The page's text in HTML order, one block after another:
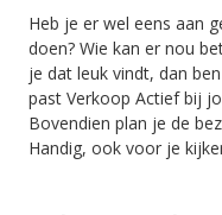
Heb je er wel eens aan
doen? Wie kan er nou
je dat leuk vindt, dan
past Verkoop Actief bij
Bovendien plan je de
Handig, ook voor je